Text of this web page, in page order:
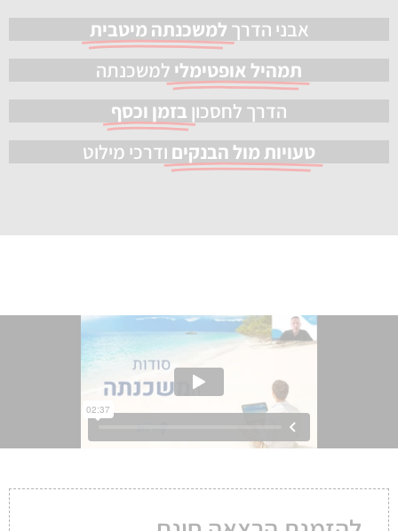
אבני הדרך למשכנתה מיטבית
תמהיל אופטימלי למשכנתה
הדרך לחסכון בזמן וכסף
טעויות מול הבנקים ודרכי מילוט